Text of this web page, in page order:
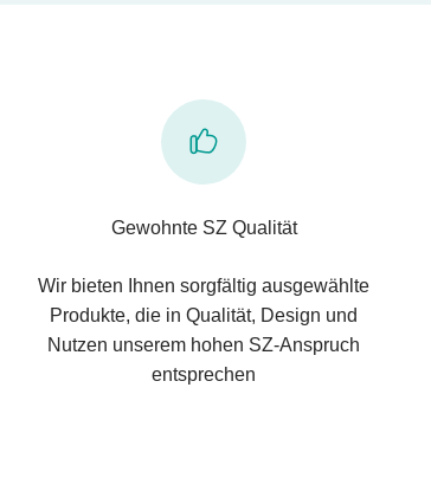
Gewohnte SZ Qualität
Wir bieten Ihnen sorgfältig ausgewählte
Produkte, die in Qualität, Design und
Nutzen unserem hohen SZ-Anspruch
entsprechen